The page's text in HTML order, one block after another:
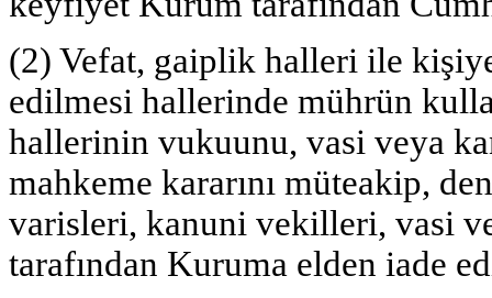
(2) Vefat, gaiplik halleri ile
edilmesi hallerinde mührün
hallerinin vukuunu, vasi veya
mahkeme kararını müteakip,
varisleri, kanuni vekilleri, vasi
tarafından Kuruma elden iade